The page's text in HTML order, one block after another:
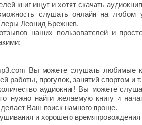
книг ищут и хотят скачать
слушать онлайн на любом
Леонид Брежнев.
наших пользователей и
Вы можете слушать любимые
работы, прогулок, занятий спортом и
аудиокниг! Вы можете
нужно найти желаемую книгу и
Ваш поиск намного проще.
и хорошего времяпровождения